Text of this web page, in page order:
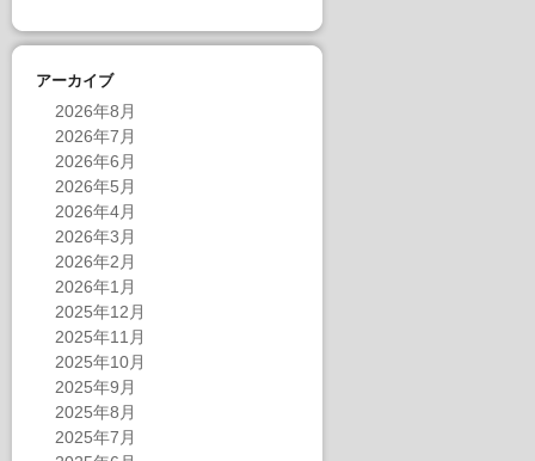
アーカイブ
2026年8月
2026年7月
2026年6月
2026年5月
2026年4月
2026年3月
2026年2月
2026年1月
2025年12月
2025年11月
2025年10月
2025年9月
2025年8月
2025年7月